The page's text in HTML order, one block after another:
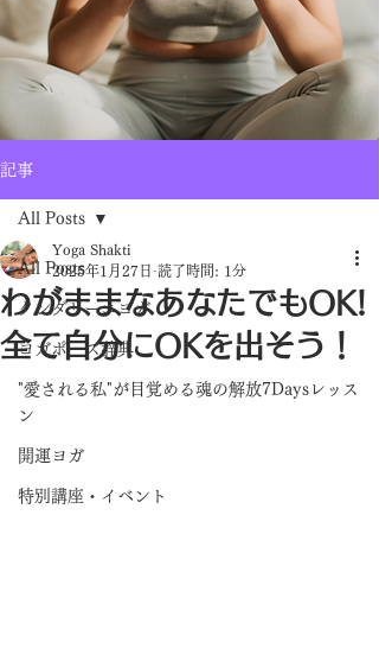
記事
All Posts
クンダリーニヨガ
ヨガポーズ辞典
"愛される私"が目覚める魂の解放7Daysレッス
ン
開運ヨガ
特別講座・イベント
All Posts
わがままなあなたでもOK!
全て自分にOKを出そう！
Yoga Shakti
2025年1月27日 読了時間: 1分